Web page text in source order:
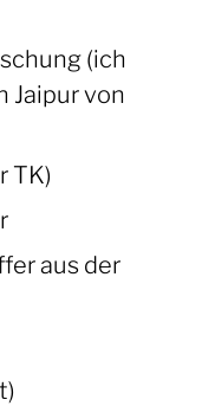
(ich
Jaipur von
TK)
aus der